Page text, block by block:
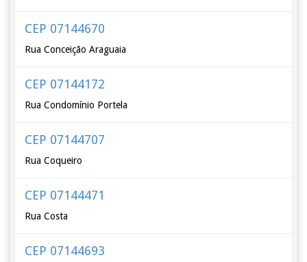
CEP 07144670
Rua Conceição Araguaia
CEP 07144172
Rua Condomínio Portela
CEP 07144707
Rua Coqueiro
CEP 07144471
Rua Costa
CEP 07144693